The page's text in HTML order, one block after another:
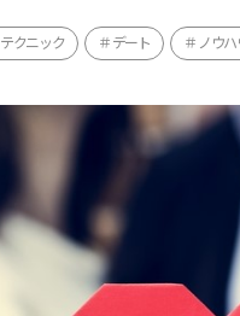
テクニック デート ノウハ